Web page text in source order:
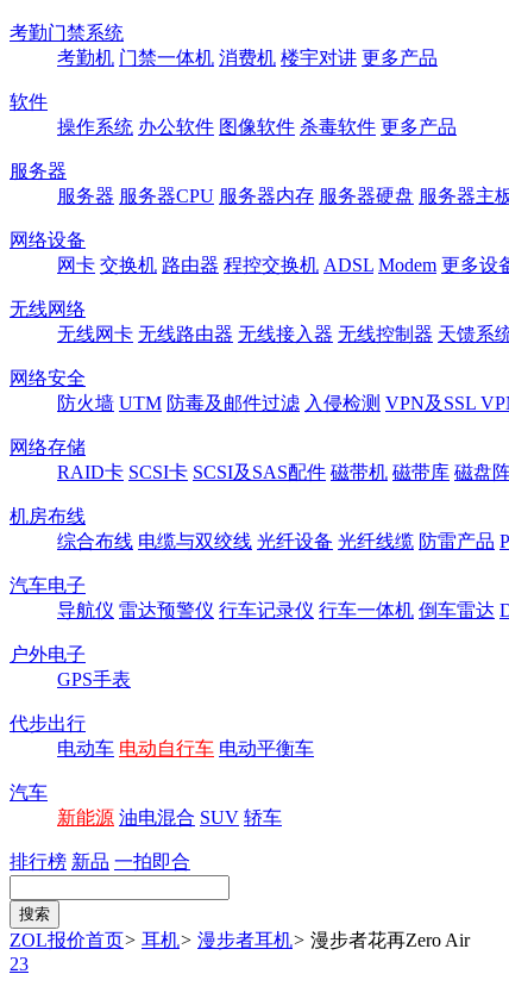
考勤门禁系统
考勤机 门禁一体机 消费机 楼宇对讲 更多产品
软件
操作系统 办公软件 图像软件 杀毒软件 更多产品
服务器
服务器 服务器CPU 服务器内存 服务器硬盘 服务器主
网络设备
网卡 交换机 路由器 程控交换机 ADSL Modem 更多设
无线网络
无线网卡 无线路由器 无线接入器 无线控制器 天馈系
网络安全
防火墙 UTM 防毒及邮件过滤 入侵检测 VPN及SSL
网络存储
RAID卡 SCSI卡 SCSI及SAS配件 磁带机 磁带库 磁盘
机房布线
综合布线 电缆与双绞线 光纤设备 光纤线缆 防雷产品
汽车电子
导航仪 雷达预警仪 行车记录仪 行车一体机 倒车雷达
户外电子
GPS手表
代步出行
电动车 电动自行车 电动平衡车
汽车
新能源 油电混合 SUV 轿车
排行榜 新品 一拍即合
ZOL报价首页> 耳机> 漫步者耳机> 漫步者花再Zero Air
23